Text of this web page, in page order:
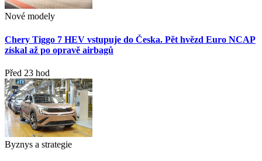
Nové modely
Chery Tiggo 7 HEV vstupuje do Česka. Pět hvězd Euro NCAP
získal až po opravě airbagů
Před 23 hod
Byznys a strategie